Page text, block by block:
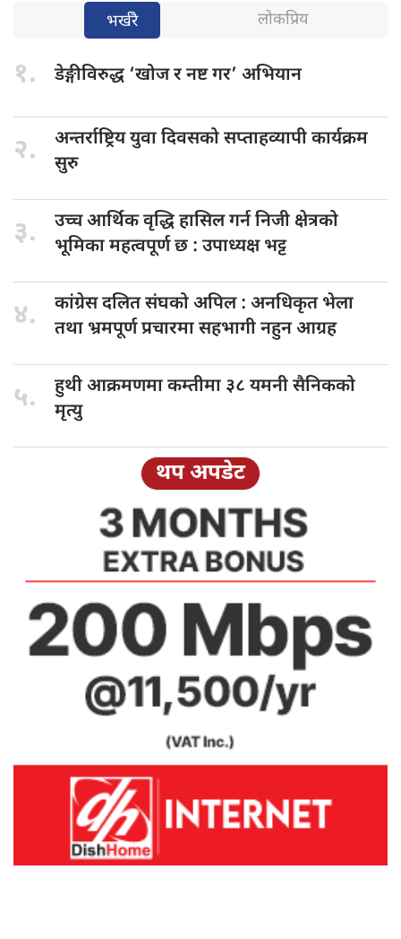
भर्खरै लोकप्रिय
१. डेङ्गीविरुद्ध ‘खोजर नष्ट गर’ अभियान
२. अन्तर्राष्ट्रिय युवादिवसको सप्ताहव्यापी कार्यक्रम
सुरु
३. उच्च आर्थिकवृद्धि हासिल गर्न निजी क्षेत्रको
भूमिका महत्वपूर्ण छ : उपाध्यक्ष भट्ट
४. कांग्रेस दलितसंघको अपिल : अनधिकृत भेला
तथा भ्रमपूर्ण प्रचारमा सहभागी नहुन आग्रह
५. हुथी आक्रमणमाकम्तीमा ३८ यमनी सैनिकको
मृत्यु
थप अपडेट